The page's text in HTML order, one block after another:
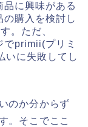
に興味がある
購入を検討し
。ただ、
primii(プリミ
いに失敗してし
のか分からず
。そこでここ